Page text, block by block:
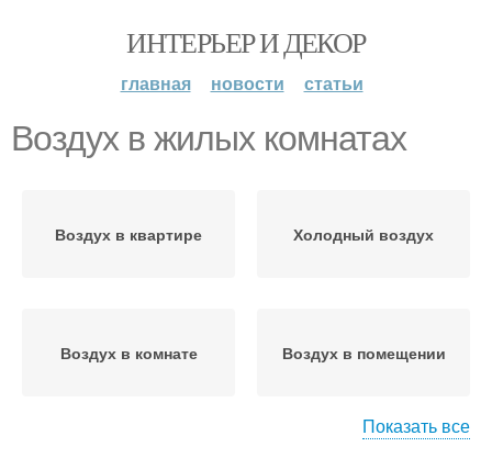
ИНТЕРЬЕР И ДЕКОР
главная новости статьи
Воздух в жилых комнатах
Воздух в квартире Холодный воздух
Воздух в комнате Воздух в помещении
Показать все